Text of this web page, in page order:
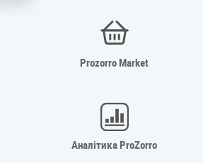
Prozorro Market
Аналітика ProZorro